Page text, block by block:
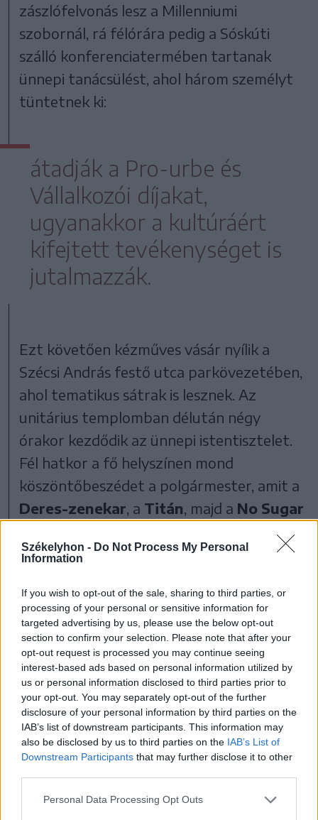
Székelyhon - Do Not Process My Personal
Information
If you wish to opt-out of the sale, sharing to third parties, or
processing of your personal or sensitive information for
targeted advertising by us, please use the below opt-out
section to confirm your selection. Please note that after your
opt-out request is processed you may continue seeing
interest-based ads based on personal information utilized by
us or personal information disclosed to third parties prior to
your opt-out. You may separately opt-out of the further
disclosure of your personal information by third parties on the
IAB’s list of downstream participants. This information may
also be disclosed by us to third parties on the IAB’s List of
Downstream Participants that may further disclose it to other
Personal Data Processing Opt Outs
zászlófelvonás lesz a Millenniumi
szobornál, rá félórára pedig a Sóskúti
szálló konferenciatermében tartanak
ünnepi tanácsülést, ahol három személyt
tüntetnek ki:
átadják a Pro-urbe és
Vállalkozói díjakat,
ugyanakkor a kultúráért
kifejtett tevékenységet is
jutalmazzák.
Ezt követően kézműves vásár nyílik a
Szécsi András festő utca parkövezetében,
ahol tematikus sátrak is lesznek. Az
unitárius templomban délután négy
órakor kezdődik az ünnepi istentisztelet.
Fél hatkor a fő helyszínen mond
köszöntőbeszédet a polgármester, amit a
Deres-zenekar , a Titán , majd a No Sugar
kezdődő Disco-partyval zárják.
Szombaton reggel nyolctó
Petőfi emlékfutás
kezdődik, egy óra múlva
pedig a Magyaros ízek
főzőversenye startol.
Délelőtt fél tíztől InVinoVeritas címmel az